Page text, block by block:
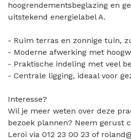
hoogrendementsbeglazing en
uitstekend energielabel A.
- Ruim terras en zonnige tuin,
- Moderne afwerking met
- Praktische indeling met veel
- Centrale ligging, ideaal voor
Interesse?
Wil je meer weten over deze
bezoek plannen? Neem gerust
Leroi via 012 23 00 23 of